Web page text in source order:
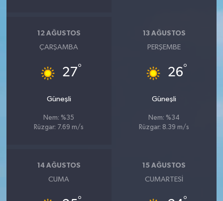
12 AĞUSTOS
ÇARŞAMBA
27°
Güneşli
Nem: %35
Rüzgar: 7.69 m/s
13 AĞUSTOS
PERŞEMBE
26°
Güneşli
Nem: %34
Rüzgar: 8.39 m/s
14 AĞUSTOS
CUMA
15 AĞUSTOS
CUMARTESI